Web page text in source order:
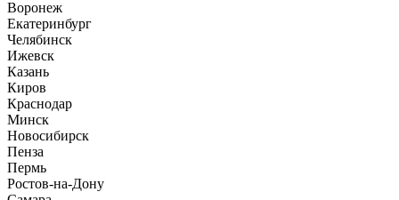
Воронеж
Екатеринбург
Челябинск
Ижевск
Казань
Киров
Краснодар
Минск
Новосибирск
Пенза
Пермь
Ростов-на-Дону